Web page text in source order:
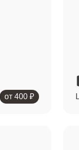
от 400 ₽